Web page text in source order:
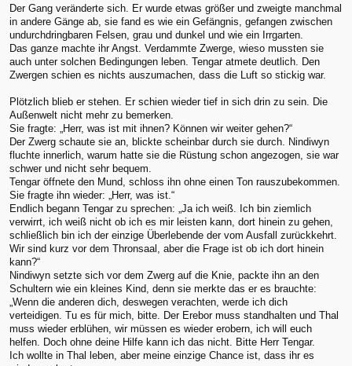
Der Gang veränderte sich. Er wurde etwas größer und zweigte manchmal
in andere Gänge ab, sie fand es wie ein Gefängnis, gefangen zwischen
undurchdringbaren Felsen, grau und dunkel und wie ein Irrgarten.
Das ganze machte ihr Angst. Verdammte Zwerge, wieso mussten sie
auch unter solchen Bedingungen leben. Tengar atmete deutlich. Den
Zwergen schien es nichts auszumachen, dass die Luft so stickig war.
Plötzlich blieb er stehen. Er schien wieder tief in sich drin zu sein. Die
Außenwelt nicht mehr zu bemerken.
Sie fragte: „Herr, was ist mit ihnen? Können wir weiter gehen?“
Der Zwerg schaute sie an, blickte scheinbar durch sie durch. Nindiwyn
fluchte innerlich, warum hatte sie die Rüstung schon angezogen, sie war
schwer und nicht sehr bequem.
Tengar öffnete den Mund, schloss ihn ohne einen Ton rauszubekommen.
Sie fragte ihn wieder: „Herr, was ist.“
Endlich begann Tengar zu sprechen: „Ja ich weiß. Ich bin ziemlich
verwirrt, ich weiß nicht ob ich es mir leisten kann, dort hinein zu gehen,
schließlich bin ich der einzige Überlebende der vom Ausfall zurückkehrt.
Wir sind kurz vor dem Thronsaal, aber die Frage ist ob ich dort hinein
kann?“
Nindiwyn setzte sich vor dem Zwerg auf die Knie, packte ihn an den
Schultern wie ein kleines Kind, denn sie merkte das er es brauchte:
„Wenn die anderen dich, deswegen verachten, werde ich dich
verteidigen. Tu es für mich, bitte. Der Erebor muss standhalten und Thal
muss wieder erblühen, wir müssen es wieder erobern, ich will euch
helfen. Doch ohne deine Hilfe kann ich das nicht. Bitte Herr Tengar.
Ich wollte in Thal leben, aber meine einzige Chance ist, dass ihr es